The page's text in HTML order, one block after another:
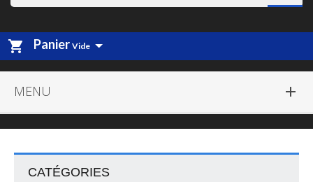
shopping_cart Panier Vide
MENU 
CATÉGORIES